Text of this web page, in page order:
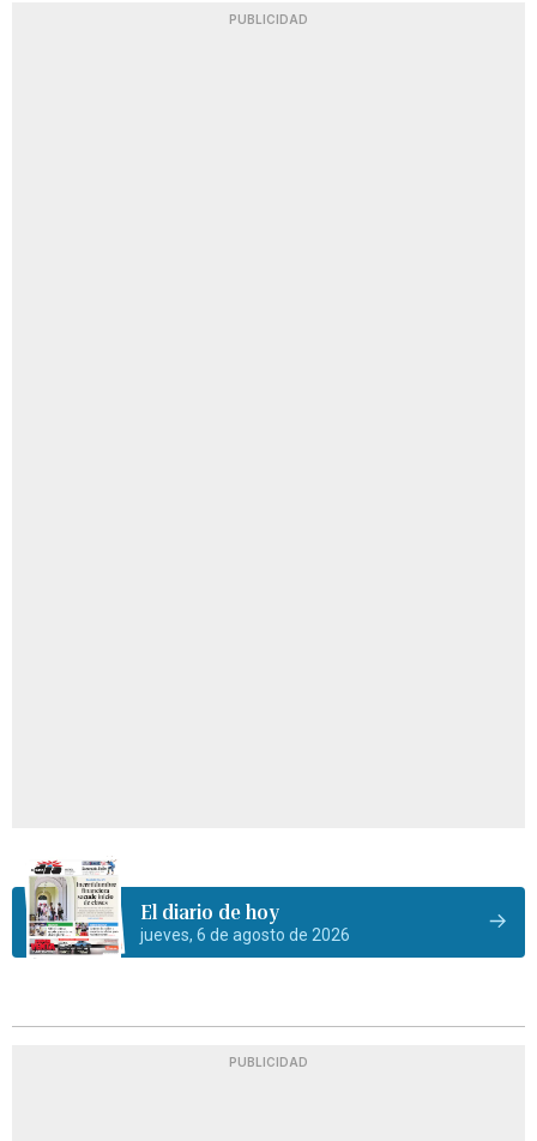
PUBLICIDAD
El diario de hoy
jueves, 6 de agosto de 2026
PUBLICIDAD